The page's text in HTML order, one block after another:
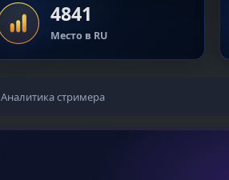
4841
Место в RU
Аналитика стримера